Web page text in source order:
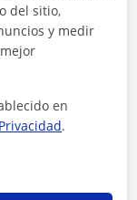
del sitio,
y medir
en
.